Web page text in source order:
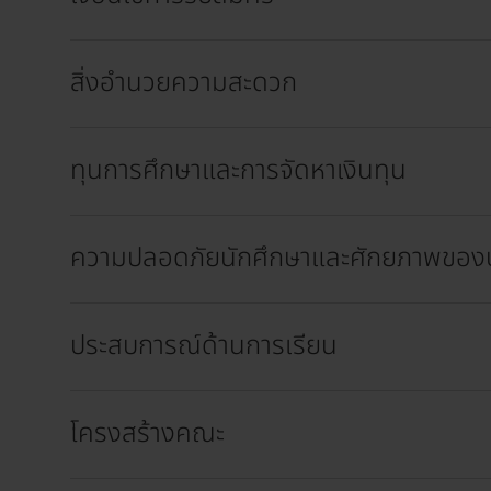
สิ่งอำนวยความสะดวก
ทุนการศึกษาและการจัดหาเงินทุน
ความปลอดภัยนักศึกษาและศักยภาพขอ
ประสบการณ์ด้านการเรียน
โครงสร้างคณะ